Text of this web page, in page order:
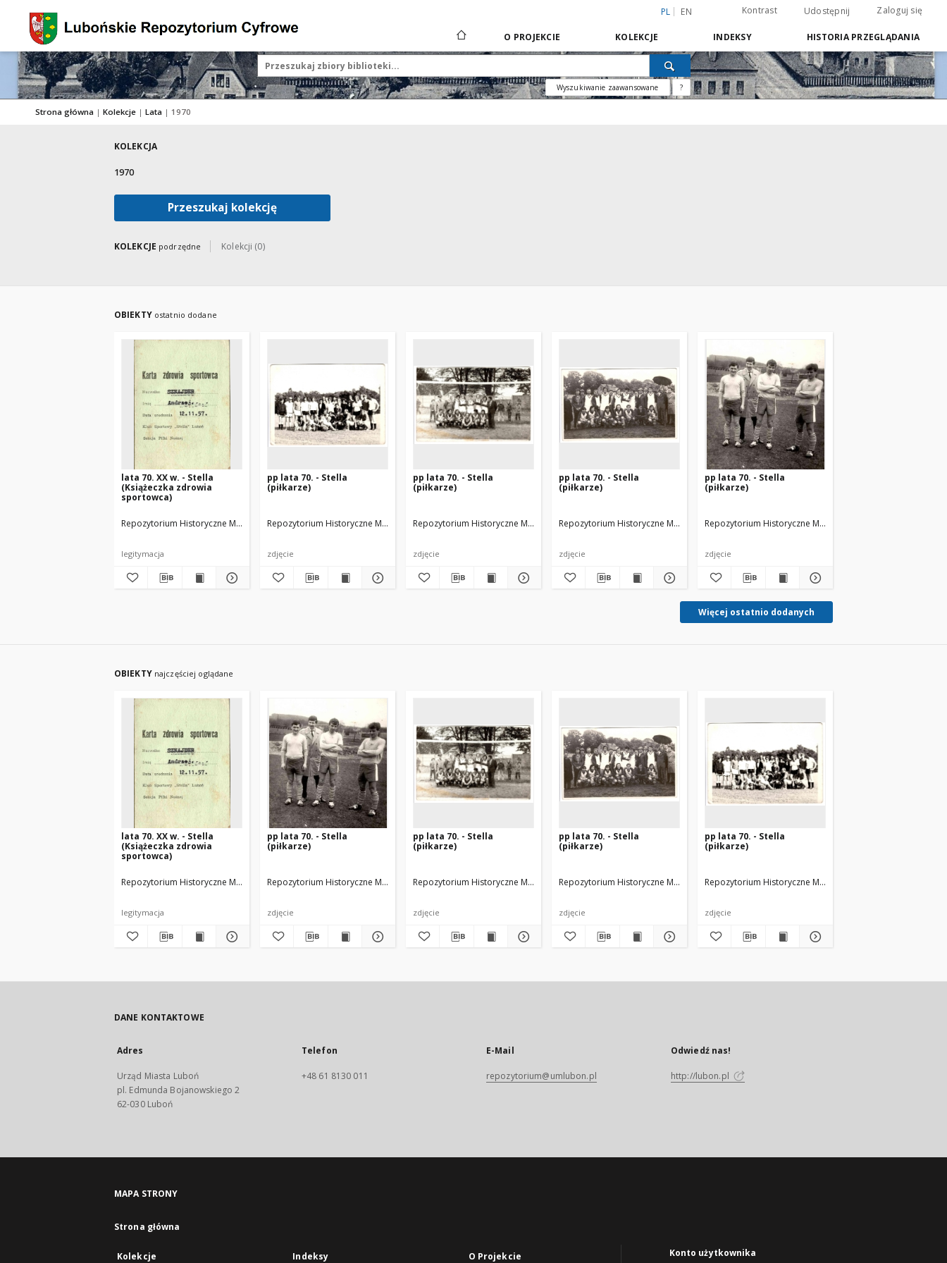
PL EN Kontrast Udostępnij Zaloguj się
O PROJEKCIE KOLEKCJE INDEKSY HISTORIA PRZEGLĄDANIA
Wyszukiwanie zaawansowane ?
Strona główna | Kolekcje | Lata | 1970
KOLEKCJA
1970
Przeszukaj kolekcję
KOLEKCJE podrzędne Kolekcji (0)
OBIEKTY ostatnio dodane
lata 70. XX w. - Stella
(Książeczka zdrowia
sportowca)
Repozytorium Historyczne Miasta Luboń arch. Sznajder Andrzej
legitymacja
pp lata 70. - Stella
(piłkarze)
Repozytorium Historyczne Miasta Luboń arch. Michałowski J.
zdjęcie
pp lata 70. - Stella
(piłkarze)
Repozytorium Historyczne Miasta Luboń arch. Michałowski J.
zdjęcie
pp lata 70. - Stella
(piłkarze)
Repozytorium Historyczne Miasta Luboń arch. Michałowski J.
zdjęcie
pp lata 70. - Stella
(piłkarze)
Repozytorium Historyczne Miasta Luboń
zdjęcie
Więcej ostatnio dodanych
OBIEKTY najczęściej oglądane
lata 70. XX w. - Stella
(Książeczka zdrowia
sportowca)
Repozytorium Historyczne Miasta Luboń arch. Sznajder Andrzej
legitymacja
pp lata 70. - Stella
(piłkarze)
Repozytorium Historyczne Miasta Luboń arch. Kołodziej Jerzy
zdjęcie
pp lata 70. - Stella
(piłkarze)
Repozytorium Historyczne Miasta Luboń arch. Michałowski J.
zdjęcie
pp lata 70. - Stella
(piłkarze)
Repozytorium Historyczne Miasta Luboń arch. Michałowski J.
zdjęcie
pp lata 70. - Stella
(piłkarze)
Repozytorium Historyczne Miasta Luboń
zdjęcie
DANE KONTAKTOWE
Adres
Urząd Miasta Luboń
pl. Edmunda Bojanowskiego 2
62-030 Luboń
Telefon
+48 61 8130 011
E-Mail
repozytorium@umlubon.pl
Odwiedź nas!
http://lubon.pl
MAPA STRONY
Strona główna
Kolekcje Indeksy O Projekcie Konto użytkownika